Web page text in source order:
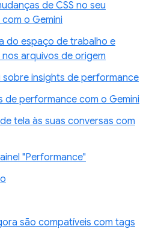
de CSS no seu
o Gemini
do espaço de trabalho e
arquivos de origem
sobre insights de performance
performance com o Gemini
tela às suas conversas com
"Performance"
são compatíveis com tags